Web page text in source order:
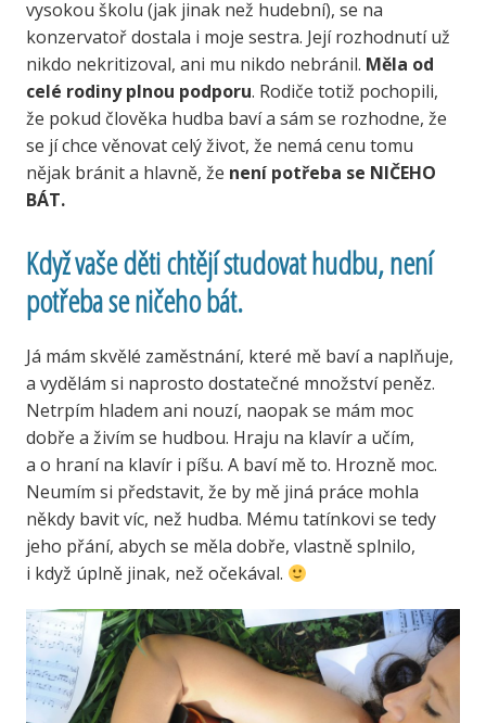
vysokou školu (jak jinak než hudební), se na
konzervatoř dostala i moje sestra. Její rozhodnutí už
nikdo nekritizoval, ani mu nikdo nebránil. Měla od
celé rodiny plnou podporu. Rodiče totiž pochopili,
že pokud člověka hudba baví a sám se rozhodne, že
se jí chce věnovat celý život, že nemá cenu tomu
nějak bránit a hlavně, že není potřeba se NIČEHO
BÁT.
Když vaše děti chtějí studovat hudbu, není
potřeba se ničeho bát.
Já mám skvělé zaměstnání, které mě baví a naplňuje,
a vydělám si naprosto dostatečné množství peněz.
Netrpím hladem ani nouzí, naopak se mám moc
dobře a živím se hudbou. Hraju na klavír a učím,
a o hraní na klavír i píšu. A baví mě to. Hrozně moc.
Neumím si představit, že by mě jiná práce mohla
někdy bavit víc, než hudba. Mému tatínkovi se tedy
jeho přání, abych se měla dobře, vlastně splnilo,
i když úplně jinak, než očekával.